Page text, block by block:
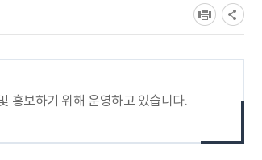
홍보하기 위해 운영하고 있습니다.